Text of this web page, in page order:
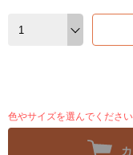
色やサイズを選んでください